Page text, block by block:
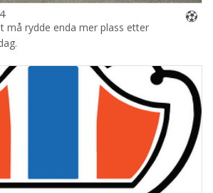
må rydde enda mer plass etter